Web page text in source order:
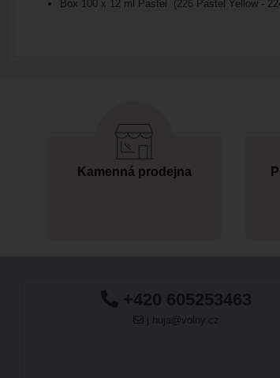
Box 100 x 12 ml Pastel (226 Pastel Yellow -
Kamenná prodejna
+420 605253463
j.huja@volny.cz